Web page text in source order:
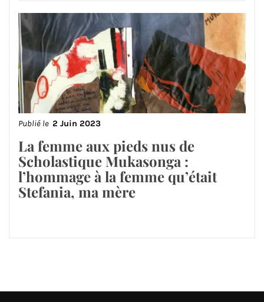
Publié le 2 Juin 2023
La femme aux pieds nus de
Scholastique Mukasonga :
l’hommage à la femme qu’était
Stefania, ma mère